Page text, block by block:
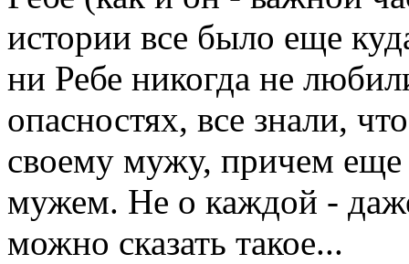
истории все было еще
ни Ребе никогда не
опасностях, все знали,
своему мужу, причем еще
мужем. Не о каждой -
можно сказать такое...